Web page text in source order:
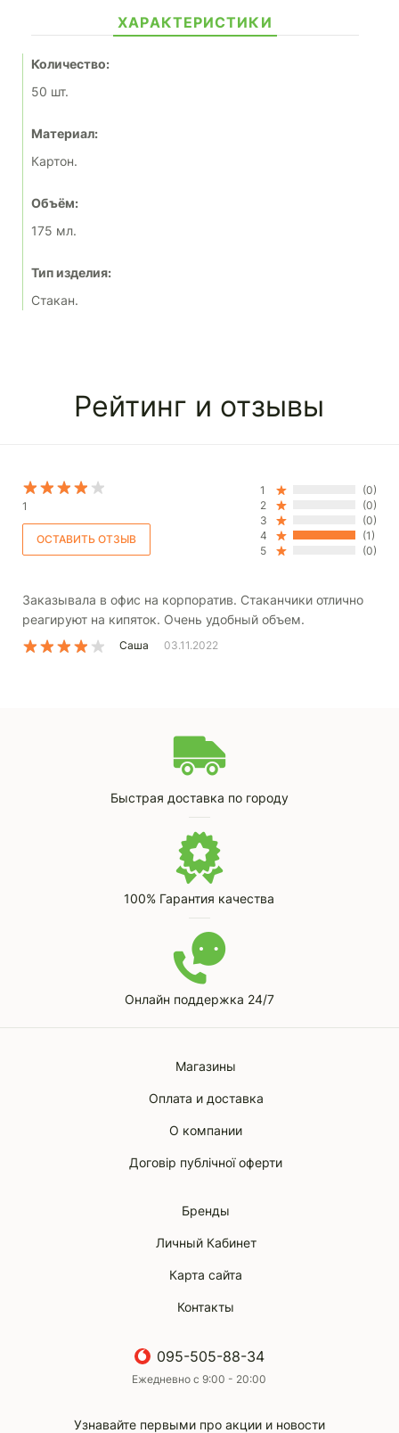
ХАРАКТЕРИСТИКИ
Количество:
50 шт.
Материал:
Картон.
Объём:
175 мл.
Тип изделия:
Стакан.
Рейтинг и отзывы
1
1
(0)
2
(0)
3
(0)
4
(1)
5
(0)
Заказывала в офис на корпоратив. Стаканчики отлично
реагируют на кипяток. Очень удобный объем.
Саша 03.11.2022
Быстрая доставка по городу
100% Гарантия качества
Онлайн поддержка 24/7
Магазины
Оплата и доставка
О компании
Договір публічної оферти
Бренды
Личный Кабинет
Карта сайта
Контакты
095-505-88-34
Ежедневно с 9:00 - 20:00
Узнавайте первыми про акции и новости